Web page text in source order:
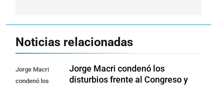
Noticias relacionadas
Jorge Macri
condenó los
Jorge Macri condenó los
disturbios frente al Congreso y